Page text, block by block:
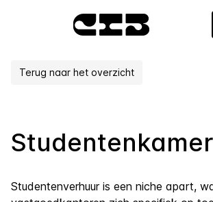
Terug naar het overzicht
Studentenverhuur is een niche apart,